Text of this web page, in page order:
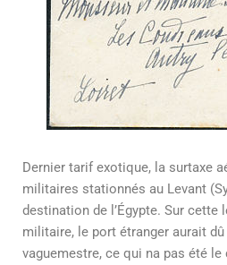
Dernier tarif exotique, la surtaxe
militaires stationnés au Levant
destination de l’Égypte. Sur cette
militaire, le port étranger aurait
vaguemestre, ce qui na pas été